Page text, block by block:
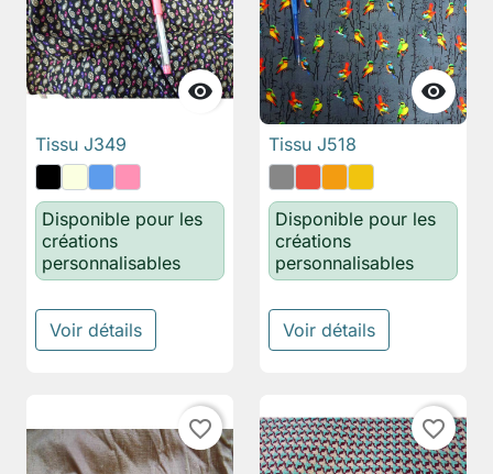

Tissu J349
Disponible pour les
créations
personnalisables
Voir détails

Tissu J518
Disponible pour les
créations
personnalisables
Voir détails
favorite_border favorite_border